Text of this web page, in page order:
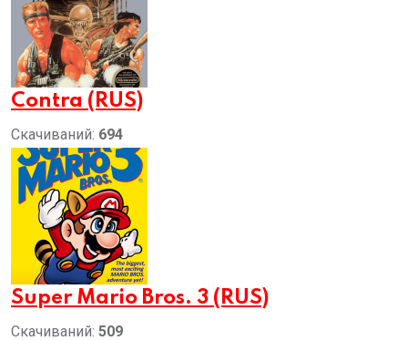
Contra (RUS)
Скачиваний: 694
Super Mario Bros. 3 (RUS)
Скачиваний: 509